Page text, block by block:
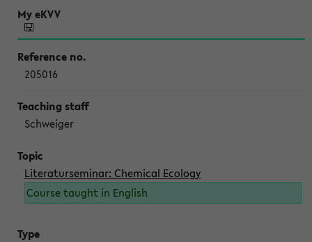
205016
Schweiger
Literaturseminar: Chemical Ecology
Course taught in English